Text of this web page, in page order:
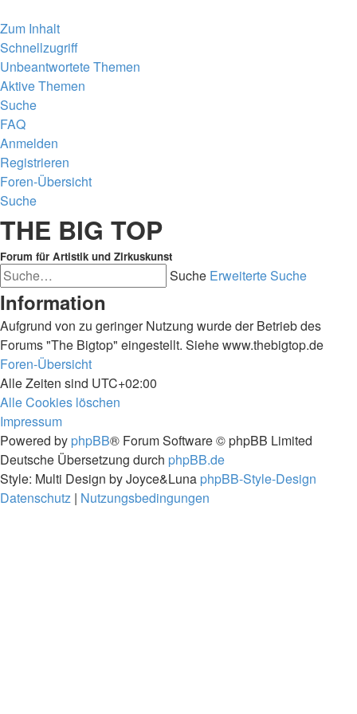
Zum Inhalt
Schnellzugriff
Unbeantwortete Themen
Aktive Themen
Suche
FAQ
Anmelden
Registrieren
Foren-Übersicht
Suche
THE BIG TOP
Forum für Artistik und Zirkuskunst
Suche Erweiterte Suche
Information
Aufgrund von zu geringer Nutzung wurde der Betrieb des
Forums "The Bigtop" eingestellt. Siehe www.thebigtop.de
Foren-Übersicht
Alle Zeiten sind UTC+02:00
Alle Cookies löschen
Impressum
Powered by phpBB® Forum Software © phpBB Limited
Deutsche Übersetzung durch phpBB.de
Style: Multi Design by Joyce&Luna phpBB-Style-Design
Datenschutz | Nutzungsbedingungen